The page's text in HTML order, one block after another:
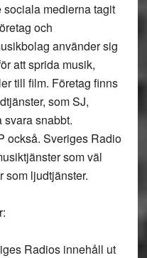
sociala medierna tagit
och
använder sig
att sprida musik,
till film. Företag finns
som SJ,
svara snabbt.
också. Sveriges Radio
som väl
som ljudtjänster.
Radios innehåll ut